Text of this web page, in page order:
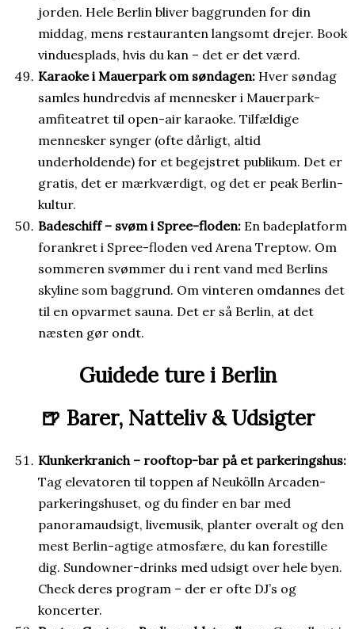
jorden. Hele Berlin bliver baggrunden for din
middag, mens restauranten langsomt drejer. Book
vinduesplads, hvis du kan – det er det værd.
Karaoke i Mauerpark om søndagen: Hver søndag
samles hundredvis af mennesker i Mauerpark-
amfiteatret til open-air karaoke. Tilfældige
mennesker synger (ofte dårligt, altid
underholdende) for et begejstret publikum. Det er
gratis, det er mærkværdigt, og det er peak Berlin-
kultur.
Badeschiff – svøm i Spree-floden: En badeplatform
forankret i Spree-floden ved Arena Treptow. Om
sommeren svømmer du i rent vand med Berlins
skyline som baggrund. Om vinteren omdannes det
til en opvarmet sauna. Det er så Berlin, at det
næsten gør ondt.
Guidede ture i Berlin
🍺 Barer, Natteliv & Udsigter
Klunkerkranich – rooftop-bar på et parkeringshus:
Tag elevatoren til toppen af Neukölln Arcaden-
parkeringshuset, og du finder en bar med
panoramaudsigt, livemusik, planter overalt og den
mest Berlin-agtige atmosfære, du kan forestille
dig. Sundowner-drinks med udsigt over hele byen.
Check deres program – der er ofte DJ’s og
koncerter.